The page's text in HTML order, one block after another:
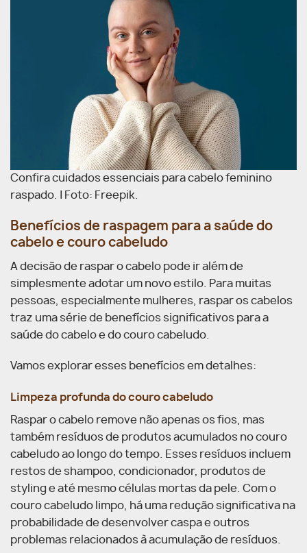
Confira cuidados essenciais para cabelo feminino
raspado. | Foto: Freepik.
Benefícios de raspagem para a saúde do
cabelo e couro cabeludo
A decisão de raspar o cabelo pode ir além de
simplesmente adotar um novo estilo. Para muitas
pessoas, especialmente mulheres, raspar os cabelos
traz uma série de benefícios significativos para a
saúde do cabelo e do couro cabeludo.
Vamos explorar esses benefícios em detalhes:
Limpeza profunda do couro cabeludo
Raspar o cabelo remove não apenas os fios, mas
também resíduos de produtos acumulados no couro
cabeludo ao longo do tempo. Esses resíduos incluem
restos de shampoo, condicionador, produtos de
styling e até mesmo células mortas da pele. Com o
couro cabeludo limpo, há uma redução significativa na
probabilidade de desenvolver caspa e outros
problemas relacionados à acumulação de resíduos.